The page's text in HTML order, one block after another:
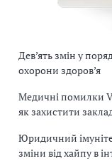
Дев’ять змін у
охорони здоров’я
Медичні помилки
як захистити
Юридичний
зміни від хайпу в